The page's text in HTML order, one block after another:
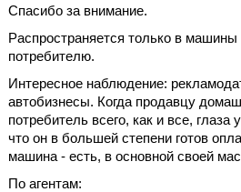
Спасибо за внимание.
Распространяется только в машины
потребителю.
Интересное наблюдение:
автобизнесы. Когда продавцу
потребитель всего, как и все,
что он в большей степени готов
машина - есть, в основной своей
По агентам: